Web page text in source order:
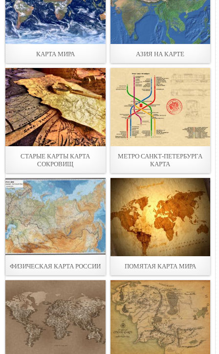
КАРТА МИРА АЗИЯ НА КАРТЕ
СТАРЫЕ КАРТЫ КАРТА
СОКРОВИЩ
МЕТРО САНКТ-ПЕТЕРБУРГА
КАРТА
ФИЗИЧЕСКАЯ КАРТА РОССИИ ПОМЯТАЯ КАРТА МИРА